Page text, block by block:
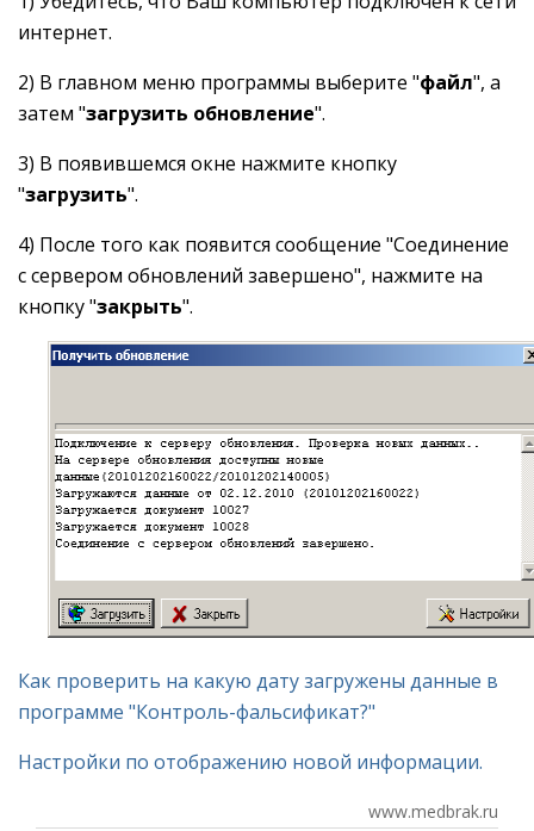
интернет.
2) В главном меню программы выберите "файл", а
затем "загрузить обновление".
3) В появившемся окне нажмите кнопку
"загрузить".
4) После того как появится сообщение "Соединение
с сервером обновлений завершено", нажмите на
кнопку "закрыть".
Как проверить на какую дату загружены данные в
программе "Контроль-фальсификат?"
Настройки по отображению новой информации.
www.medbrak.ru